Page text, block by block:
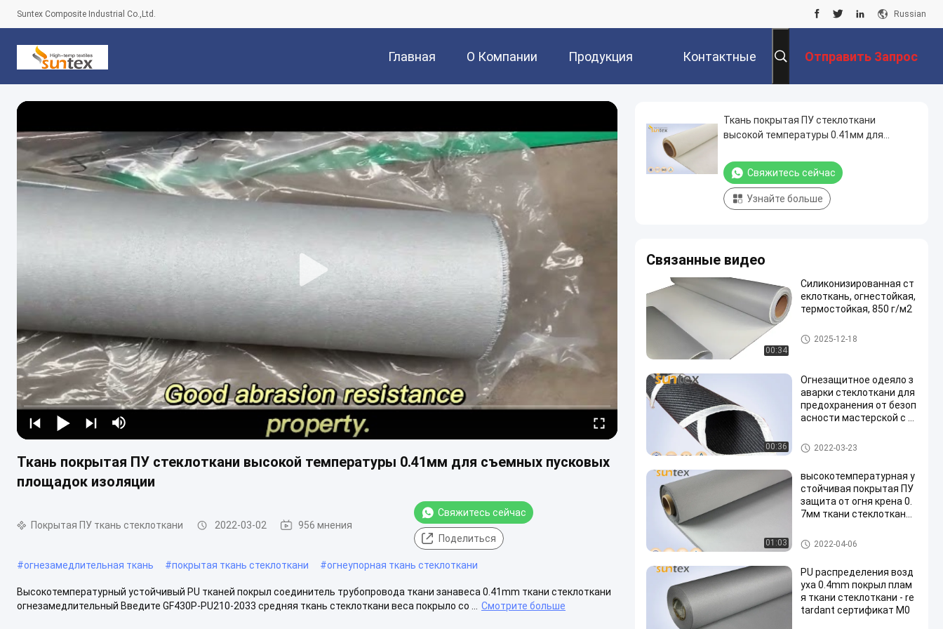
Suntex Composite Industrial Co.,Ltd. Russian
Главная О Компании Продукция Контактные
Данные
Отправить Запрос
Ткань покрытая ПУ стеклоткани высокой температуры 0.41мм для съемных пусковых
площадок изоляции
Покрытая ПУ ткань стеклоткани 2022-03-02 956 мнения
Свяжитесь сейчас
Поделиться
#огнезамедлительная ткань #покрытая ткань стеклоткани #огнеупорная ткань стеклоткани
Высокотемпературный устойчивый PU тканей покрыл соединитель трубопровода ткани занавеса 0.41mm ткани стеклоткани
огнезамедлительный Введите GF430P-PU210-2033 средняя ткань стеклоткани веса покрыло со ...
Смотрите больше
Ткань покрытая ПУ стеклоткани
высокой температуры 0.41мм для
Свяжитесь сейчас
Узнайте больше
Связанные видео
00:34
Силиконизированная ст
еклоткань, огнестойкая,
термостойкая, 850 г/м2
покрынная силиконом ткань
стеклоткани
2025-12-18
00:36
Огнезащитное одеяло з
аварки стеклоткани для
предохранения от безоп
асности мастерской с т
1.5mm
сваривая крен одеяла
2022-03-23
01:03
высокотемпературная у
стойчивая покрытая ПУ
защита от огня крена 0.
7мм ткани стеклоткани
сваривая крен одеяла
2022-04-06
PU распределения возд
уха 0.4mm покрыл плам
я ткани стеклоткани - re
tardant сертификат M0